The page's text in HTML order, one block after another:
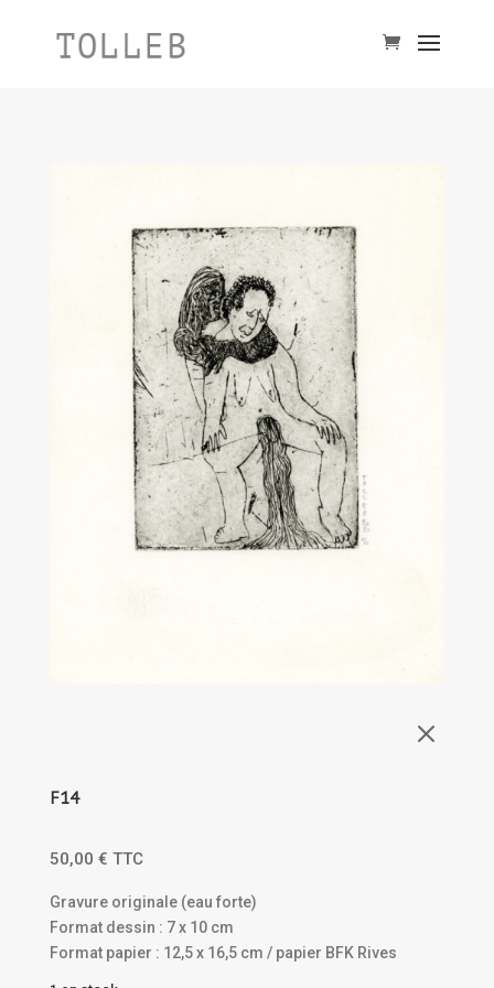
M
F14
50,00 € TTC
Gravure originale (eau forte)
Format dessin : 7 x 10 cm
Format papier : 12,5 x 16,5 cm / papier BFK Rives